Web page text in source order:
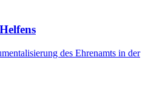
des Ehrenamts in der